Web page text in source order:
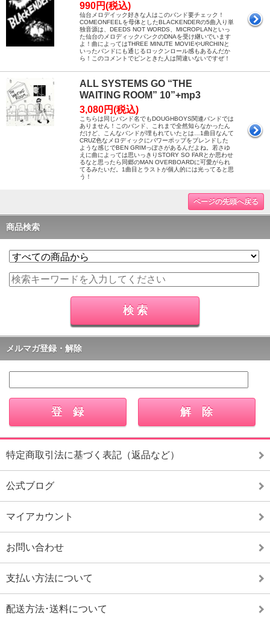
990円(税込)
仙台メロデイック好きな人はこのバンド要チェック！
COMEONFEELを母体としたBLACKENDERの5曲入り単
独音源は、DEEDS NOT WORDS、MICROPLANといっ
た仙台のメロディックパンクのDNAを受け継いでいます
よ！曲によってはTHREE MINUTE MOVIEやURCHINと
いったバンドにも通じるロックンロール感もあるんだか
ら！このコメントでピンときた人は間違いないですぜ！
ALL SYSTEMS GO “THE
WAITING ROOM” 10”+mp3
3,080円(税込)
こちらは同じバンド名でもDOUGHBOYS関連バンドでは
ありません！このバンド、これまで全然知らなかったん
だけど、こんなバンドが埋もれていたとは…1曲目なんて
CRUZ色なメロディックにパワーポップをブレンドした
ような感じでBEN GRIMっぽさがあるんだよね。若さゆ
えに曲によっては思いっきりSTORY SO FARとか思わせ
るなと思ったら同郷のMAN OVERBOARDに可愛がられ
てるみたいだ。1曲目とラストが個人的には光ってると思
う！
ページの先頭へ戻る
商品検索
メルマガ登録・解除
特定商取引法に基づく表記（返品など）
公式ブログ
マイアカウント
お問い合わせ
支払い方法について
配送方法･送料について